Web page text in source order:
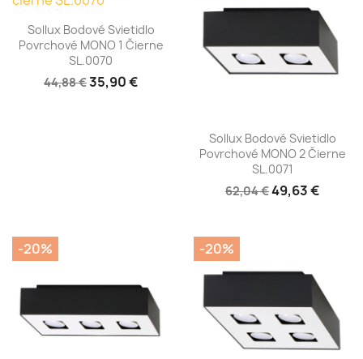
Sollux Bodové Svietidlo
Povrchové MONO 1 Čierne
SL.0070
44,88 €35,90 €
Sollux Bodové Svietidlo
Povrchové MONO 2 Čierne
SL.0071
62,04 €49,63 €
-20% -20%